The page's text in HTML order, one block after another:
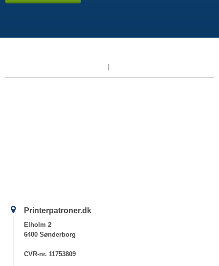
Printerpatroner.dk
Elholm 2
6400 Sønderborg
CVR-nr. 11753809